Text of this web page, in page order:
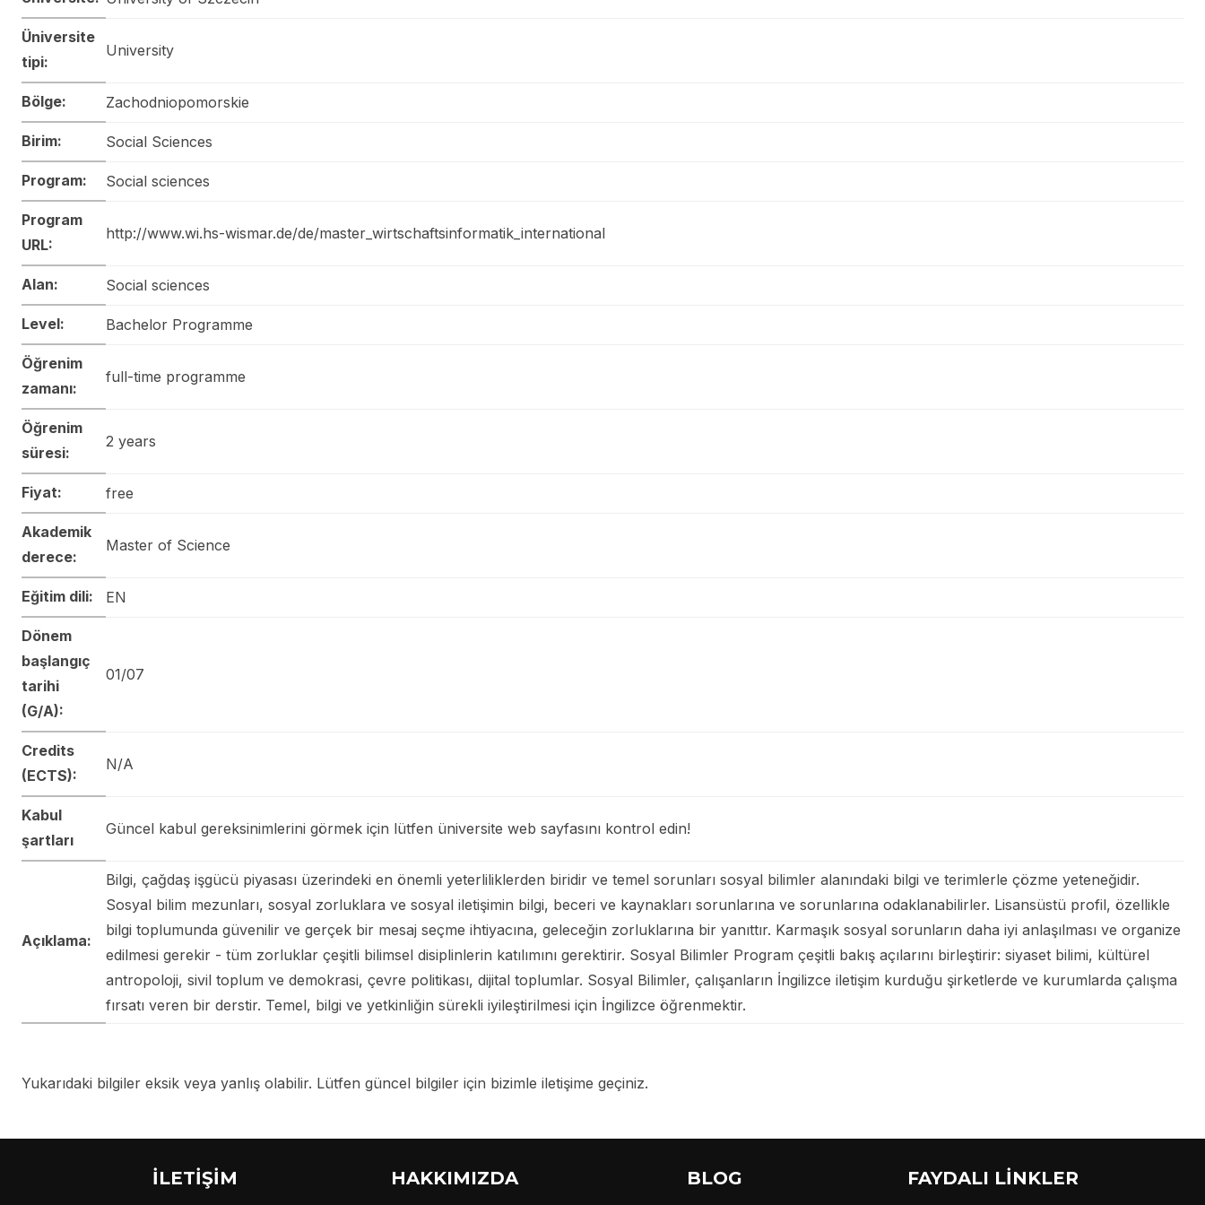
Üniversite
tipi:
University
Bölge: Zachodniopomorskie
Birim: Social Sciences
Program: Social sciences
Program
URL:
http://www.wi.hs-wismar.de/de/master_wirtschaftsinformatik_international
Alan: Social sciences
Level: Bachelor Programme
Öğrenim
zamanı:
full-time programme
Öğrenim
süresi:
2 years
Fiyat: free
Akademik
derece:
Master of Science
Eğitim dili: EN
Dönem
başlangıç
tarihi
(G/A):
01/07
Credits
(ECTS):
N/A
Kabul
şartları
Güncel kabul gereksinimlerini görmek için lütfen üniversite web sayfasını kontrol edin!
Açıklama:
Bilgi, çağdaş işgücü piyasası üzerindeki en önemli yeterliliklerden biridir ve temel sorunları sosyal bilimler alanındaki bilgi ve terimlerle çözme yeteneğidir.
Sosyal bilim mezunları, sosyal zorluklara ve sosyal iletişimin bilgi, beceri ve kaynakları sorunlarına ve sorunlarına odaklanabilirler. Lisansüstü profil, özellikle
bilgi toplumunda güvenilir ve gerçek bir mesaj seçme ihtiyacına, geleceğin zorluklarına bir yanıttır. Karmaşık sosyal sorunların daha iyi anlaşılması ve organize
edilmesi gerekir - tüm zorluklar çeşitli bilimsel disiplinlerin katılımını gerektirir. Sosyal Bilimler Program çeşitli bakış açılarını birleştirir: siyaset bilimi, kültürel
antropoloji, sivil toplum ve demokrasi, çevre politikası, dijital toplumlar. Sosyal Bilimler, çalışanların İngilizce iletişim kurduğu şirketlerde ve kurumlarda çalışma
fırsatı veren bir derstir. Temel, bilgi ve yetkinliğin sürekli iyileştirilmesi için İngilizce öğrenmektir.
Yukarıdaki bilgiler eksik veya yanlış olabilir. Lütfen güncel bilgiler için bizimle iletişime geçiniz.
İLETİŞİM HAKKIMIZDA BLOG FAYDALI LİNKLER